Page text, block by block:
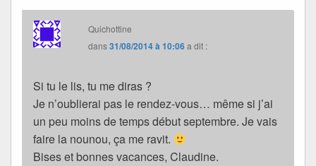
Quichottine
dans31/08/2014 à 10:06a dit :
Si tu le lis, tu me diras ?
Je n’oublierai pas le rendez-vous… même si j’ai
un peu moins de temps début septembre. Je vais
faire la nounou, ça me ravit.
Bises et bonnes vacances, Claudine.